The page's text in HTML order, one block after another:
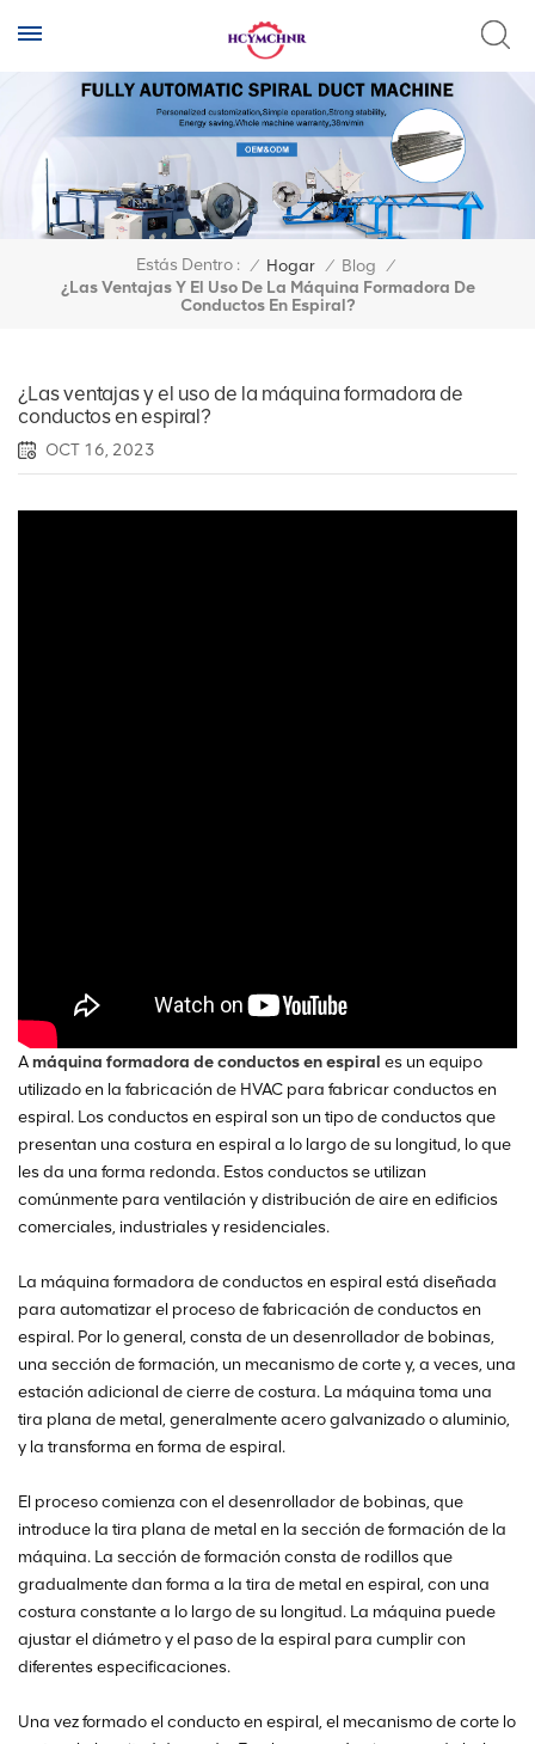
Estás Dentro : / Hogar / Blog /
¿Las Ventajas Y El Uso De La Máquina Formadora De
Conductos En Espiral?
¿Las ventajas y el uso de la máquina formadora de
conductos en espiral?
OCT 16, 2023
Amáquina formadora de conductos en espiral es un equipo
utilizado en la fabricación de HVAC para fabricar conductos en
espiral. Los conductos en espiral son un tipo de conductos que
presentan una costura en espiral a lo largo de su longitud, lo que
les da una forma redonda. Estos conductos se utilizan
comúnmente para ventilación y distribución de aire en edificios
comerciales, industriales y residenciales.
La máquina formadora de conductos en espiral está diseñada
para automatizar el proceso de fabricación de conductos en
espiral. Por lo general, consta de un desenrollador de bobinas,
una sección de formación, un mecanismo de corte y, a veces, una
estación adicional de cierre de costura. La máquina toma una
tira plana de metal, generalmente acero galvanizado o aluminio,
y la transforma en forma de espiral.
El proceso comienza con el desenrollador de bobinas, que
introduce la tira plana de metal en la sección de formación de la
máquina. La sección de formación consta de rodillos que
gradualmente dan forma a la tira de metal en espiral, con una
costura constante a lo largo de su longitud. La máquina puede
ajustar el diámetro y el paso de la espiral para cumplir con
diferentes especificaciones.
Una vez formado el conducto en espiral, el mecanismo de corte lo